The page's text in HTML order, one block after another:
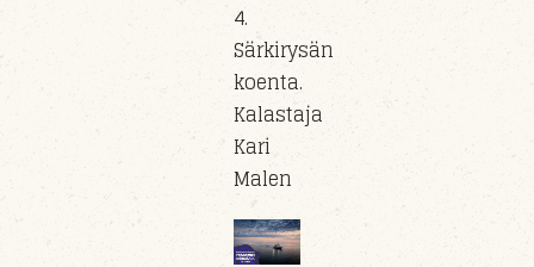
4.
Särkirysän
koenta.
Kalastaja
Kari
Malen